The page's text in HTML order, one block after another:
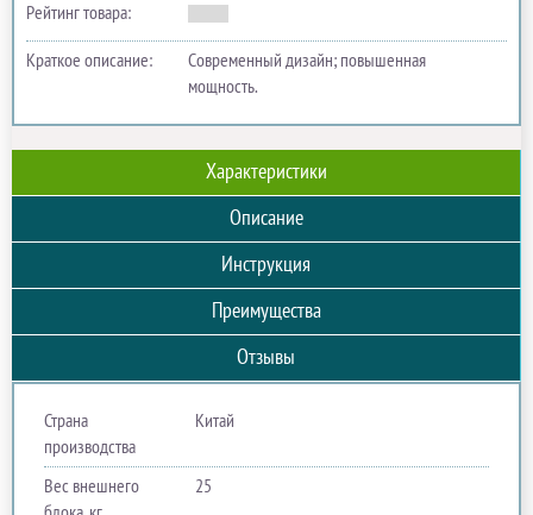
Рейтинг товара:
Краткое описание:
Современный дизайн; повышенная
мощность.
Характеристики
Описание
Инструкция
Преимущества
Отзывы
Страна
производства
Китай
Вес внешнего
25